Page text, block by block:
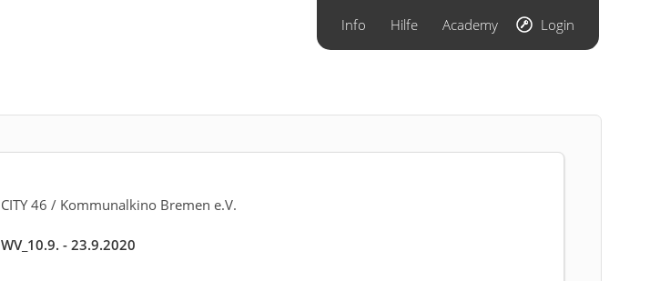
Info Hilfe Academy Login
CITY 46 / Kommunalkino Bremen e.V.
WV_10.9. - 23.9.2020